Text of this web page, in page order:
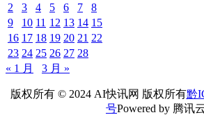
2
3 4 5 6 7
8
9
10 11 12 13 14 15
16 17 18 19 20 21 22
23 24 25 26 27 28
« 1 月
3 月 »
版权所有 © 2024 AI快讯网 版权所有黔
号Powered by 腾讯